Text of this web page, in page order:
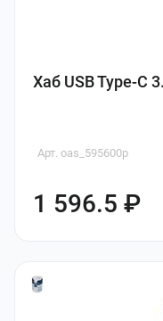
Хаб USB Type-C
Арт. oas_595600p
1 596.5 ₽